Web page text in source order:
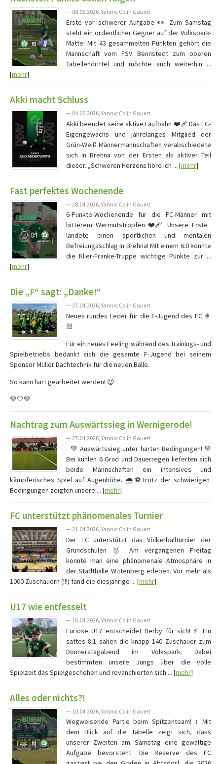
— 08.05.2026, Yannic Colin Gauert
Erste vor schwerer Aufgabe 👀 Zum Samstag
steht ein ordentlicher Gegner auf der Volkspark-
Matte! Mit 43 gesammelten Punkten gehört die
Mannschaft vom FSV Bennstedt zum oberen
Tabellendrittel und möchte auch weiterhin ...
[mehr]
Akki macht Schluss
— 04.05.2026, Yannic Colin Gauert
Akki beendet seine aktive Laufbahn ❤️‍🩹 Das FC-
Eigengewächs und jahrelanges Mitglied der
Grün-Weiß Männermannschaften verabschiedete
sich in Brehna von der Ersten als aktiver Teil
dieser. „Schweren Herzens höre ich ... [mehr]
Fast perfektes Wochenende
— 28.04.2026, Yannic Colin Gauert
6-Punkte-Wochenende für die FC-Männer mit
bitterem Wermutstropfen ❤️‍🩹 Unsere Erste
landete einen sportlichen und mentalen
Befreiungsschlag in Brehna! Mit einem 6:0 konnte
die Klier-Franke-Truppe wichtige Punkte zur ...
[mehr]
Die „F“ sagt: „Danke!“
— 27.04.2026, Yannic Colin Gauert
Neues rundes Leder für die F-Jugend des FC 🤌
🏻
Für ein neues Feeling während des Trainings- und
Spielbetriebs bedankt sich die gesamte F-Jugend bei seinem
Sponsor Müller Dachtechnik für die neuen Bälle.
So kann hart gearbeitet werden! 😉
💚🤍💚
Nachtrag zum Auswärtssieg in Wernigerode!
— 27.04.2026, Yannic Colin Gauert
💚 Auswärtssieg unter harten Bedingungen! 💚
Bei kühlen 6 Grad und Dauerregen lieferten sich
beide Mannschaften ein intensives und
kämpferisches Spiel auf Augenhöhe. 🌧️⚽Trotz der schwierigen
Bedingungen zeigten unsere ... [mehr]
FC unterstützt phänomenales Turnier
— 21.04.2026, Yannic Colin Gauert
Der FC unterstützt das Völkerballturnier der
Grundschulen 🥇 Am vergangenen Freitag
konnte man eine phänomenale Atmosphäre in
der Stadthalle Wittenberg erleben. Vor mehr als
1000 Zuschauern (!!!) fand die diesjährige ... [mehr]
U17 wie entfesselt
— 16.04.2026, Yannic Colin Gauert
Furiose U17 entscheidet Derby für sich! ⚡️ Ein
sattes 8:1 sahen die knapp 140 Zuschauer zum
Donnerstagabend im Volkspark. Dabei
bestimmten unsere Jungs über die volle
Spielzeit das Spielgeschehen und revanchierten sich ... [mehr]
Alles oder nichts?!
— 10.04.2026, Yannic Colin Gauert
Wegweisende Partie beim Spitzenteam! ↕️ Mit
dem Blick auf die Tabelle zeigt sich, dass
unserer Zweiten am Samstag eine gewaltige
Aufgabe bevorsteht. Die Reserve des FC